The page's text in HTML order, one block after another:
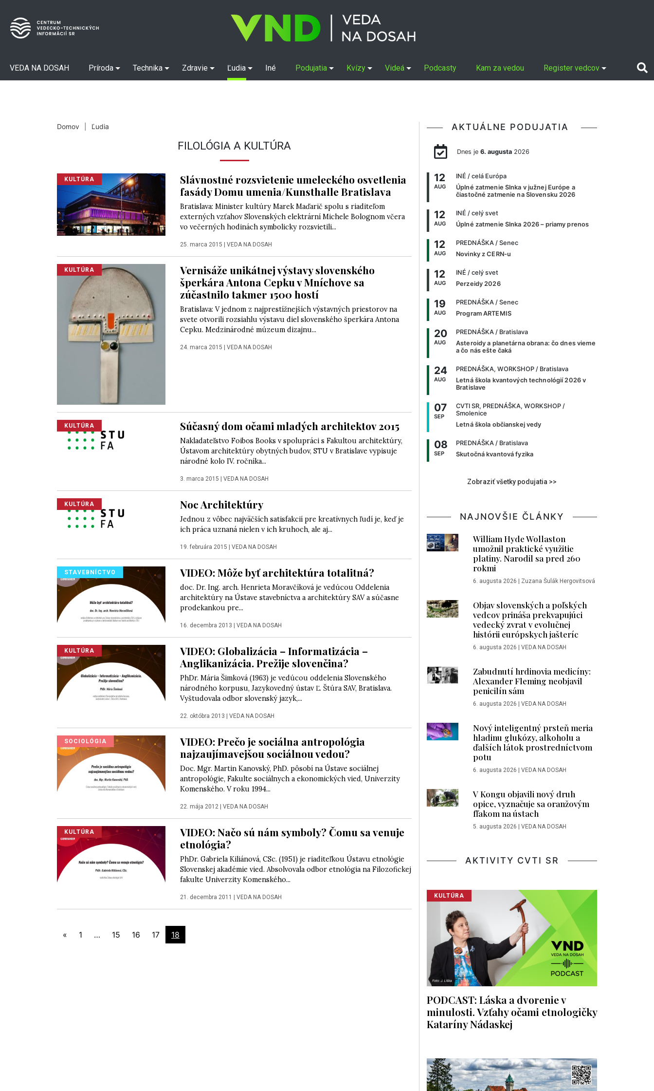
VEDA NA DOSAH Príroda Technika Zdravie Ľudia Iné Podujatia Kvízy Videá Podcasty Kam za vedou Register vedcov
Domov Ľudia
FILOLÓGIA A KULTÚRA
KULTÚRA
Slávnostné rozsvietenie umeleckého osvetlenia
fasády Domu umenia/Kunsthalle Bratislava
Bratislava: Minister kultúry Marek Maďarič spolu s riaditeľom
externých vzťahov Slovenských elektrární Michele Bolognom včera
vo večerných hodinách symbolicky rozsvietili...
25. marca 2015 VEDA NA DOSAH
KULTÚRA
Vernisáže unikátnej výstavy slovenského
šperkára Antona Cepku v Mníchove sa
zúčastnilo takmer 1500 hostí
Bratislava: V jednom z najprestížnejších výstavných priestorov na
svete otvorili rozsiahlu výstavu diel slovenského šperkára Antona
Cepku. Medzinárodné múzeum dizajnu...
24. marca 2015 VEDA NA DOSAH
KULTÚRA Súčasný dom očami mladých architektov 2015
Nakladateľstvo Foibos Books v spolupráci s Fakultou architektúry,
Ústavom architektúry obytných budov, STU v Bratislave vypisuje
národné kolo IV. ročníka...
3. marca 2015 VEDA NA DOSAH
KULTÚRA Noc Architektúry
Jednou z vôbec najväčších satisfakcií pre kreatívnych ľudí je, keď je
ich práca uznaná nielen v ich kruhoch, ale aj...
19. februára 2015 VEDA NA DOSAH
STAVEBNÍCTVO VIDEO: Môže byť architektúra totalitná?
doc. Dr. Ing. arch. Henrieta Moravčíková je vedúcou Oddelenia
architektúry na Ústave stavebníctva a architektúry SAV a súčasne
prodekankou pre...
16. decembra 2013 VEDA NA DOSAH
KULTÚRA
VIDEO: Globalizácia – Informatizácia –
Anglikanizácia. Prežije slovenčina?
PhDr. Mária Šimková (1963) je vedúcou oddelenia Slovenského
národného korpusu, Jazykovedný ústav Ľ. Štúra SAV, Bratislava.
Vyštudovala odbor slovenský jazyk,...
22. októbra 2013 VEDA NA DOSAH
SOCIOLÓGIA
VIDEO: Prečo je sociálna antropológia
najzaujímavejšou sociálnou vedou?
Doc. Mgr. Martin Kanovský, PhD. pôsobí na Ústave sociálnej
antropológie, Fakulte sociálnych a ekonomických vied, Univerzity
Komenského. V roku 1994...
22. mája 2012 VEDA NA DOSAH
KULTÚRA
VIDEO: Načo sú nám symboly? Čomu sa venuje
etnológia?
PhDr. Gabriela Kiliánová, CSc. (1951) je riaditeľkou Ústavu etnológie
Slovenskej akadémie vied. Absolvovala odbor etnológia na Filozofickej
fakulte Univerzity Komenského...
21. decembra 2011 VEDA NA DOSAH
« 1 … 15 16 17 18
AKTUÁLNE PODUJATIA
Dnes je 6. augusta2026
12
AUG
INÉ / celá Európa
Úplné zatmenie Slnka v južnej Európe a
čiastočné zatmenie na Slovensku 2026
12
AUG
INÉ / celý svet
Úplné zatmenie Slnka 2026 – priamy prenos
12
AUG
PREDNÁŠKA / Senec
Novinky z CERN-u
12
AUG
INÉ / celý svet
Perzeidy 2026
19
AUG
PREDNÁŠKA / Senec
Program ARTEMIS
20
AUG
PREDNÁŠKA / Bratislava
Asteroidy a planetárna obrana: čo dnes vieme
a čo nás ešte čaká
24
AUG
PREDNÁŠKA, WORKSHOP / Bratislava
Letná škola kvantových technológií 2026 v
Bratislave
07
SEP
CVTI SR, PREDNÁŠKA, WORKSHOP /
Smolenice
Letná škola občianskej vedy
08
SEP
PREDNÁŠKA / Bratislava
Skutočná kvantová fyzika
Zobraziť všetky podujatia >>
NAJNOVŠIE ČLÁNKY
William Hyde Wollaston
umožnil praktické využitie
platiny. Narodil sa pred 260
rokmi
6. augusta 2026 | Zuzana Šulák Hergovitsová
Objav slovenských a poľských
vedcov prináša prekvapujúci
vedecký zvrat v evolučnej
histórii európskych jašteríc
6. augusta 2026 | VEDA NA DOSAH
Zabudnutí hrdinovia medicíny:
Alexander Fleming neobjavil
penicilín sám
6. augusta 2026 | VEDA NA DOSAH
Nový inteligentný prsteň meria
hladinu glukózy, alkoholu a
ďalších látok prostredníctvom
potu
6. augusta 2026 | VEDA NA DOSAH
V Kongu objavili nový druh
opice, vyznačuje sa oranžovým
fľakom na ústach
5. augusta 2026 | VEDA NA DOSAH
AKTIVITY CVTI SR
KULTÚRA
PODCAST: Láska a dvorenie v
minulosti. Vzťahy očami etnologičky
Kataríny Nádaskej